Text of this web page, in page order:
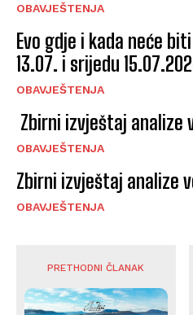
OBAVJEŠTENJA
Evo gdje i kada neće
13.07. i srijedu
OBAVJEŠTENJA
Zbirni izvještaj analize
OBAVJEŠTENJA
Zbirni izvještaj analize
OBAVJEŠTENJA
PRETHODNI ČLANAK